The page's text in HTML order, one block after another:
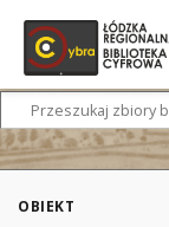
OBIEKT